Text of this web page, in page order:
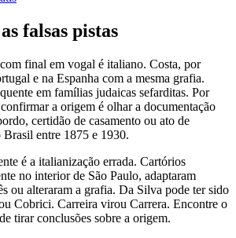
falsas pistas
final em vogal é italiano. Costa, por
e na Espanha com a mesma grafia.
em famílias judaicas sefarditas. Por
a origem é olhar a documentação
certidão de casamento ou ato de
entre 1875 e 1930.
é a italianização errada. Cartórios
no interior de São Paulo, adaptaram
ou alteraram a grafia. Da Silva pode ter sido
Cobrici. Carreira virou Carrera. Encontre o
tirar conclusões sobre a origem.